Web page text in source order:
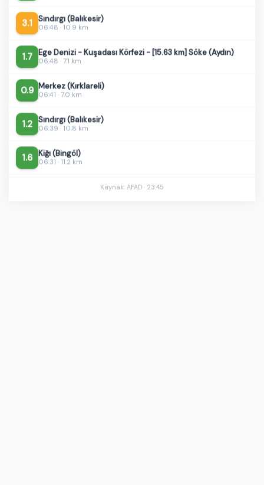
3.1 06:48 · 10.9 km
1.7 06:48 · 7.1 km
0.9 06:41 · 7.0 km
1.2 06:39 · 10.8 km
1.6 06:31 · 11.2 km
Kaynak: AFAD · 23:45